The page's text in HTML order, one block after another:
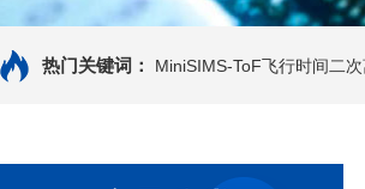
热门关键词： MiniSIMS-ToF飞行时间二